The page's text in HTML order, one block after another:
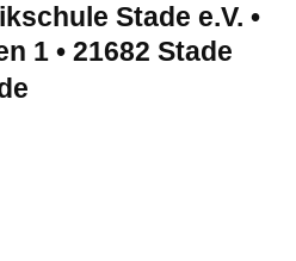
Stade e.V. •
1 • 21682 Stade